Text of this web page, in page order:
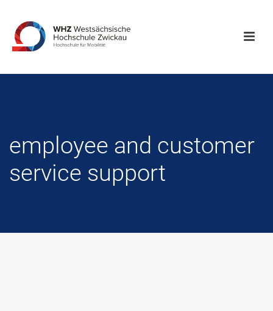
employee and customer
service support